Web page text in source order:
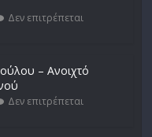
Δεν επιτρέπεται
– Ανοιχτό
Δεν επιτρέπεται